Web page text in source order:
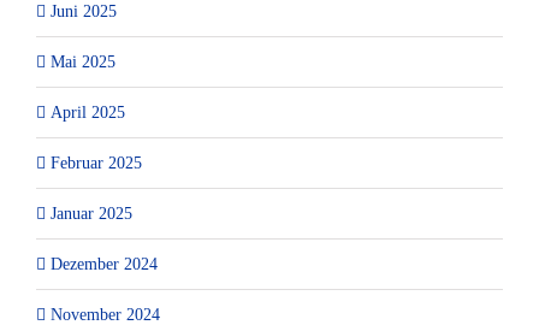
Juni 2025
Mai 2025
April 2025
Februar 2025
Januar 2025
Dezember 2024
November 2024